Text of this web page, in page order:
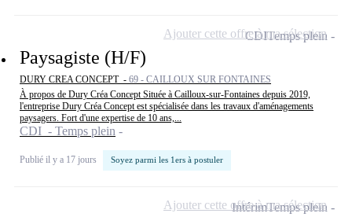
Paysagiste (H/F)
DURY CREA CONCEPT - 69 - CAILLOUX SUR FONTAINES
À propos de Dury Créa Concept Située à Cailloux-sur-Fontaines depuis 2019,
l'entreprise Dury Créa Concept est spécialisée dans les travaux d'aménagements
paysagers. Fort d'une expertise de 10 ans,...
CDI - Temps plein
Publié il y a 17 jours Soyez parmi les 1ers à postuler
CDITemps plein
Ajouter cette offre à ma sélection
IntérimTemps plein
Ajouter cette offre à ma sélection